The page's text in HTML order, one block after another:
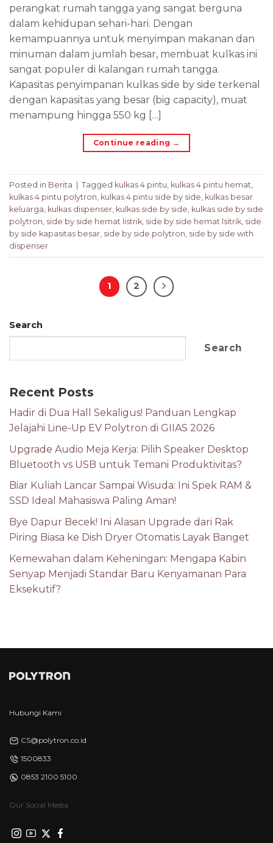
perangkat rumah tangga yang sangat berguna
dalam kehidupan sehari-hari. Dengan
kemampuannya untuk menyimpan makanan dan
minuman dalam jumlah besar, membuat kulkas ini
sangat populer di kalangan rumah tangga.
Kapasitas penyimpanan kulkas side by side terkenal
dengan kapasitas yang besar (big capacity), muat
menampung hingga 550 kg […]
Continue reading →
Posted in Berita | Tagged kulkas 4 pintu kulkas 4 pintu hemat
kulkas 4 pintu polytron kulkas 4 pintu side by side kulkas besar
keluarga kulkas dispenser kulkas side by side kulkas side by side
polytron side by side hemat listrik side by side hemat lsitrik side
by side kapasitas besar side by side polytron side by side with
dispenser
1 2
Search
Search
Recent Posts
Hadir di Dua Hall Sekaligus! Panduan Lengkap
Jelajahi Line-Up EV Polytron di GIIAS 2026
Upgrade Audio Meja Kerja: Pilih Speaker Desktop
Bluetooth vs USB untuk Temani Produktivitas?
Biar Kuliah Lancar Sampai Wisuda: Ini Spek RAM &
SSD Ideal Mahasiswa Paling Aman!
Bye Dapur Becek! Ini Alasan Upgrade dari Rak
Piring Biasa ke Dish Dryer Otomatis Layak Banget
Kemewahan dalam Keheningan: Mengapa Kabin
Senyap Menjadi Standar Baru Kenyamanan Para
Eksekutif?
Hubungi Kami
CS@polytron.co.id
1500833
0853 2100 5100
Our Social Media